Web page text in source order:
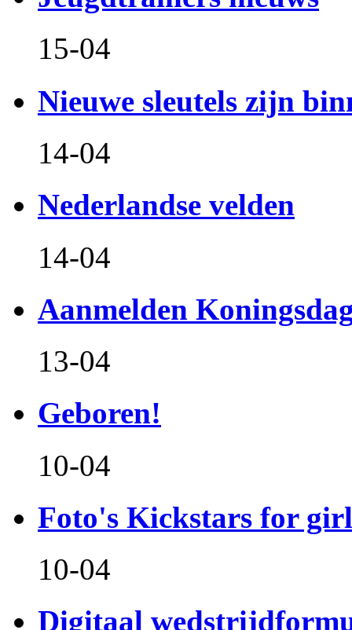
15-04
Nieuwe sleutels zijn
14-04
Nederlandse velden
14-04
Aanmelden
13-04
Geboren!
10-04
Foto's Kickstars for
10-04
Digitaal